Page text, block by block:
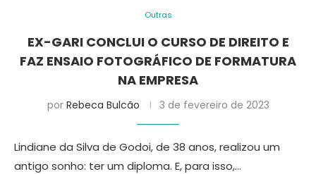
Outras
EX-GARI CONCLUI O CURSO DE DIREITO E
FAZ ENSAIO FOTOGRÁFICO DE FORMATURA
NA EMPRESA
por Rebeca Bulcão 3 de fevereiro de 2023
Lindiane da Silva de Godoi, de 38 anos, realizou um
antigo sonho: ter um diploma. E, para isso,…